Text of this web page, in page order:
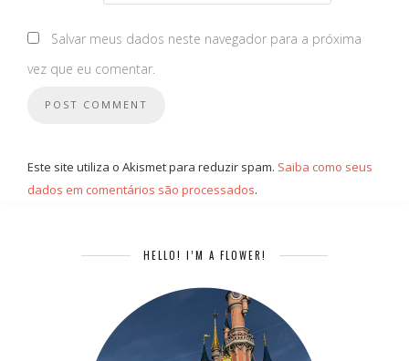
Salvar meus dados neste navegador para a próxima
vez que eu comentar.
Este site utiliza o Akismet para reduzir spam. Saiba como seus
dados em comentários são processados.
HELLO! I’M A FLOWER!